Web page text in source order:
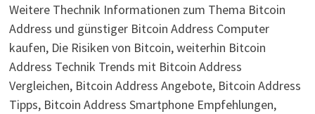
Weitere Thechnik Informationen zum Thema Bitcoin
Address und günstiger Bitcoin Address Computer
kaufen, Die Risiken von Bitcoin, weiterhin Bitcoin
Address Technik Trends mit Bitcoin Address
Vergleichen, Bitcoin Address Angebote, Bitcoin Address
Tipps, Bitcoin Address Smartphone Empfehlungen,